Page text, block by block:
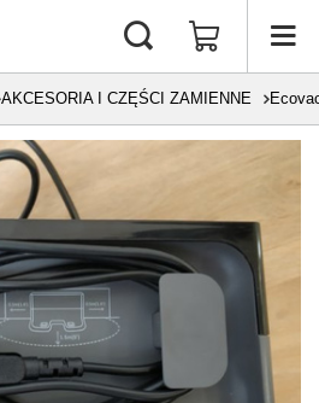
AKCESORIA I CZĘŚCI ZAMIENNE